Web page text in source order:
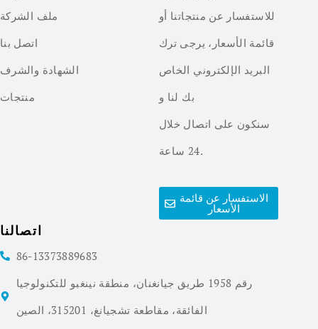
ملف الشركة
اتصل بنا
الشهادة والشرف
منتجات
للاستفسار عن منتجاتنا أو
قائمة الأسعار، يرجى ترك
البريد الإلكتروني الخاص
بك لنا و
سنكون على اتصال خلال
24 ساعة.
الاستفسار عن قائمة
الأسعار
اتصالنا
86-13373889683
رقم 1958 طريق جيانغنان، منطقة نينغبو للتكنولوجيا
الفائقة، مقاطعة تشجيانغ، 315201، الصين